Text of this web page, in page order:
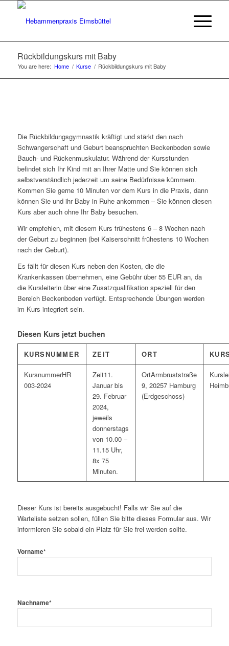
Rückbildungskurs mit Baby
You are here: Home / Kurse / Rückbildungskurs mit Baby
Die Rückbildungsgymnastik kräftigt und stärkt den nach
Schwangerschaft und Geburt beanspruchten Beckenboden sowie
Bauch- und Rückenmuskulatur. Während der Kursstunden
befindet sich Ihr Kind mit an Ihrer Matte und Sie können sich
selbstverständlich jederzeit um seine Bedürfnisse kümmern.
Kommen Sie gerne 10 Minuten vor dem Kurs in die Praxis, dann
können Sie und ihr Baby in Ruhe ankommen – Sie können diesen
Kurs aber auch ohne Ihr Baby besuchen.
Wir empfehlen, mit diesem Kurs frühestens 6 – 8 Wochen nach
der Geburt zu beginnen (bei Kaiserschnitt frühestens 10 Wochen
nach der Geburt).
Es fällt für diesen Kurs neben den Kosten, die die
Krankenkassen übernehmen, eine Gebühr über 55 EUR an, da
die Kursleiterin über eine Zusatzqualifikation speziell für den
Bereich Beckenboden verfügt. Entsprechende Übungen werden
im Kurs integriert sein.
Diesen Kurs jetzt buchen
KURSNUMMER ZEIT ORT
HR
003-2024
11.
Januar bis
29. Februar
2024,
jeweils
donnerstags
von 10.00 –
11.15 Uhr,
8x 75
Minuten.
Armbruststraße
9, 20257 Hamburg
(Erdgeschoss)
Dieser Kurs ist bereits ausgebucht! Falls wir Sie auf die
Warteliste setzen sollen, füllen Sie bitte dieses Formular aus. Wir
informieren Sie sobald ein Platz für Sie frei werden sollte.
Vorname*
Nachname*